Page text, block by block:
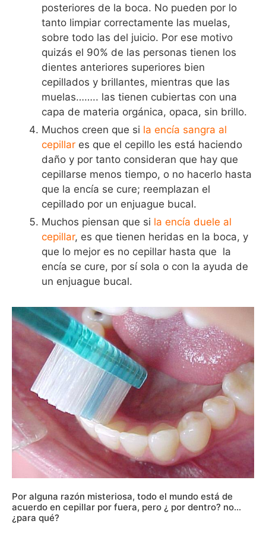
posteriores de la boca. No pueden por lo
tanto limpiar correctamente las muelas,
sobre todo las del juicio. Por ese motivo
quizás el 90% de las personas tienen los
dientes anteriores superiores bien
cepillados y brillantes, mientras que las
muelas…….. las tienen cubiertas con una
capa de materia orgánica, opaca, sin brillo.
Muchos creen que si la encía sangra al
cepillar es que el cepillo les está haciendo
daño y por tanto consideran que hay que
cepillarse menos tiempo, o no hacerlo hasta
que la encía se cure; reemplazan el
cepillado por un enjuague bucal.
Muchos piensan que si la encía duele al
cepillar, es que tienen heridas en la boca, y
que lo mejor es no cepillar hasta que la
encía se cure, por sí sola o con la ayuda de
un enjuague bucal.
Por alguna razón misteriosa, todo el mundo está de
acuerdo en cepillar por fuera, pero ¿ por dentro? no…
¿para qué?